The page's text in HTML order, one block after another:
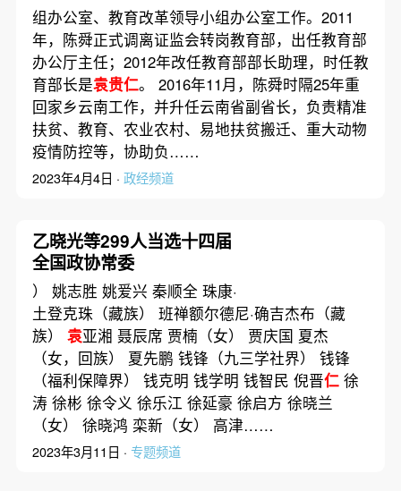
组办公室、教育改革领导小组办公室工作。2011
年，陈舜正式调离证监会转岗教育部，出任教育部
办公厅主任；2012年改任教育部部长助理，时任教
育部长是袁贵仁。 2016年11月，陈舜时隔25年重
回家乡云南工作，并升任云南省副省长，负责精准
扶贫、教育、农业农村、易地扶贫搬迁、重大动物
疫情防控等，协助负……
2023年4月4日 · 政经频道
乙晓光等299人当选十四届
全国政协常委
） 姚志胜 姚爱兴 秦顺全 珠康·
土登克珠（藏族） 班禅额尔德尼·确吉杰布（藏
族） 袁亚湘 聂辰席 贾楠（女） 贾庆国 夏杰
（女，回族） 夏先鹏 钱锋（九三学社界） 钱锋
（福利保障界） 钱克明 钱学明 钱智民 倪晋仁徐
涛 徐彬 徐令义 徐乐江 徐延豪 徐启方 徐晓兰
（女） 徐晓鸿 栾新（女） 高津……
2023年3月11日 · 专题频道